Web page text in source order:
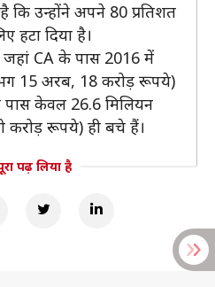
कि उन्होंने अपने 80 प्रतिशत
हटा दिया है।
जहां CA के पास 2016 में
15 अरब, 18 करोड़ रूपये)
केवल 26.6 मिलियन
करोड़ रूपये) ही बचे हैं।
पढ़ लिया है